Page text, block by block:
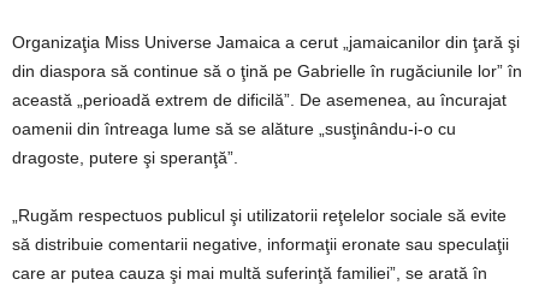
Organizaţia Miss Universe Jamaica a cerut „jamaicanilor din ţară şi
din diaspora să continue să o ţină pe Gabrielle în rugăciunile lor” în
această „perioadă extrem de dificilă”. De asemenea, au încurajat
oamenii din întreaga lume să se alăture „susţinându-i-o cu
dragoste, putere şi speranţă”.
„Rugăm respectuos publicul şi utilizatorii reţelelor sociale să evite
să distribuie comentarii negative, informaţii eronate sau speculaţii
care ar putea cauza şi mai multă suferinţă familiei”, se arată în